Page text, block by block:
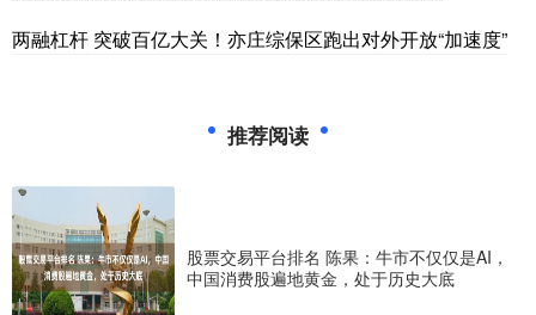
两融杠杆 突破百亿大关！亦庄综保区跑出对外开放“加速度”
推荐阅读
股票交易平台排名 陈果：牛市不仅仅是AI，
中国消费股遍地黄金，处于历史大底